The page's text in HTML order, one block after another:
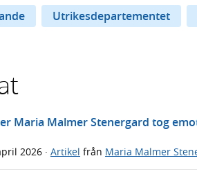
Utrikesdepartementet
Maria Malmer Stenergard tog
2026 · Artikel från Maria Malmer